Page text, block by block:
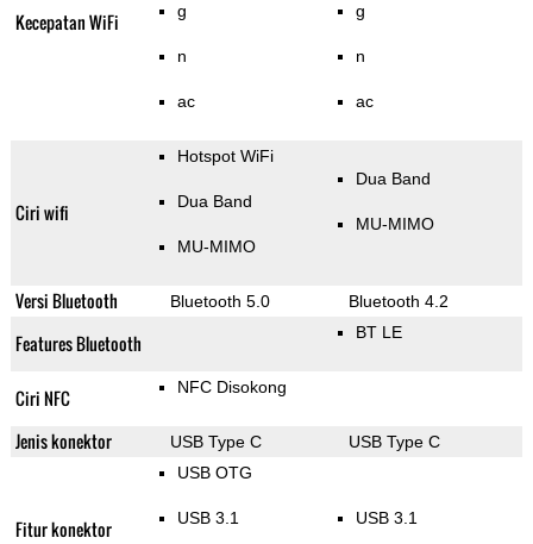
Kecepatan WiFi g
n
ac
g
n
ac
Ciri wifi
Hotspot WiFi
Dua Band
MU-MIMO
Dua Band
MU-MIMO
Versi Bluetooth Bluetooth 5.0 Bluetooth 4.2
Features Bluetooth BT LE
Ciri NFC NFC Disokong
Jenis konektor USB Type C USB Type C
Fitur konektor
USB OTG
USB 3.1 USB 3.1